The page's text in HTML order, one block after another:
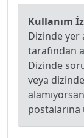
Kullanım
Dizinde yer
tarafından
Dizinde
veya
postalarına